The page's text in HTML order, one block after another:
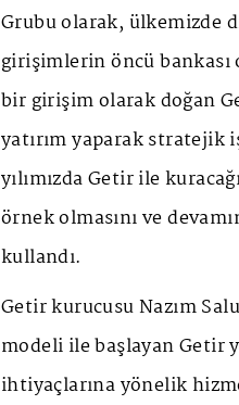
Grubu olarak, ülkemizde
girişimlerin öncü
bir girişim olarak doğan
yatırım yaparak stratejik
yılımızda Getir ile
örnek olmasını ve
kullandı.
Getir kurucusu Nazım
modeli ile başlayan Getir
ihtiyaçlarına yönelik